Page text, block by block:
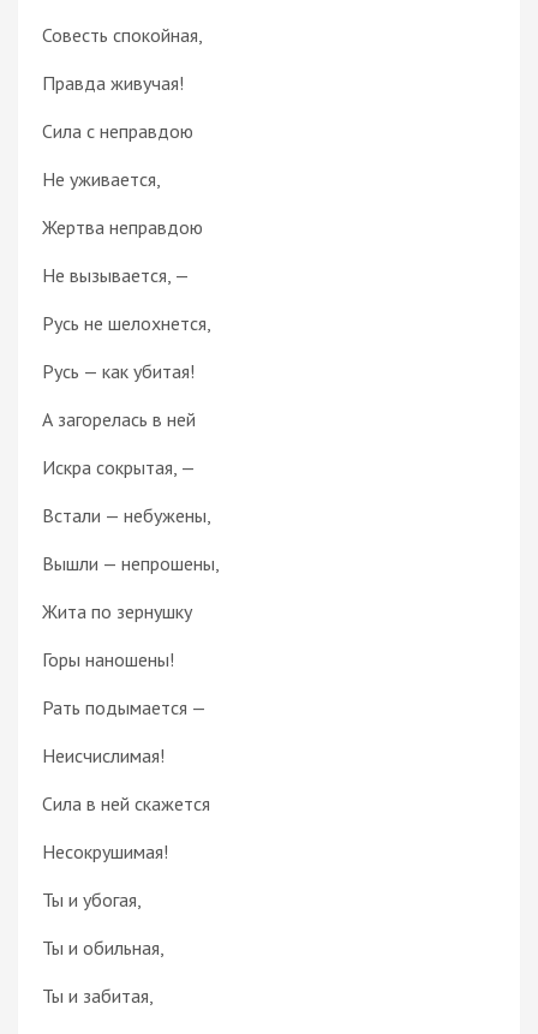
Совесть спокойная,
Правда живучая!
Сила с неправдою
Не уживается,
Жертва неправдою
Не вызывается, —
Русь не шелохнется,
Русь — как убитая!
А загорелась в ней
Искра сокрытая, —
Встали — небужены,
Вышли — непрошены,
Жита по зернушку
Горы наношены!
Рать подымается —
Неисчислимая!
Сила в ней скажется
Несокрушимая!
Ты и убогая,
Ты и обильная,
Ты и забитая,